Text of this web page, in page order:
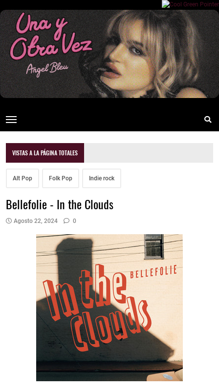
VISTAS A LA PÁGINA TOTALES
Alt Pop Folk Pop Indie rock
Bellefolie - In the Clouds
Agosto 22, 2024 0